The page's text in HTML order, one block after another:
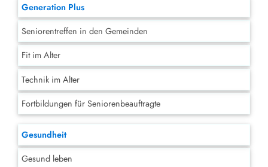
Generation Plus
Seniorentreffen in den Gemeinden
Fit im Alter
Technik im Alter
Fortbildungen für Seniorenbeauftragte
Gesundheit
Gesund leben